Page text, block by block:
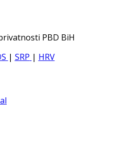
PBD BiH
| SRP | HRV